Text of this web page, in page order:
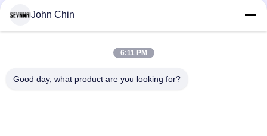
Catégories populaires
Tissu en nylon
John Chin
6:11 PM
Good day, what product are you looking for?